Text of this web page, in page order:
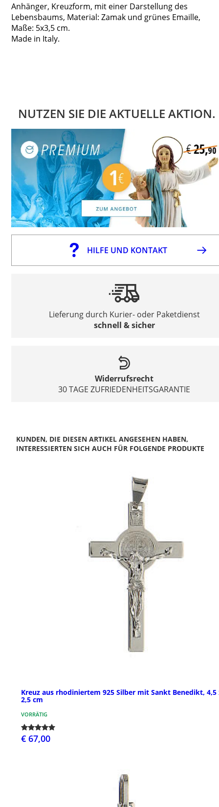
Anhänger, Kreuzform, mit einer Darstellung des
Lebensbaums, Material: Zamak und grünes Emaille,
Maße: 5x3,5 cm.
Made in Italy.
NUTZEN SIE DIE AKTUELLE AKTION.
HILFE UND KONTAKT
Lieferung durch Kurier- oder Paketdienst
schnell & sicher
Widerrufsrecht
30 TAGE ZUFRIEDENHEITSGARANTIE
KUNDEN, DIE DIESEN ARTIKEL ANGESEHEN HABEN,
INTERESSIERTEN SICH AUCH FÜR FOLGENDE PRODUKTE
Kreuz aus rhodiniertem 925 Silber mit Sankt Benedikt, 4,5
2,5 cm
VORRÄTIG
€ 67,00